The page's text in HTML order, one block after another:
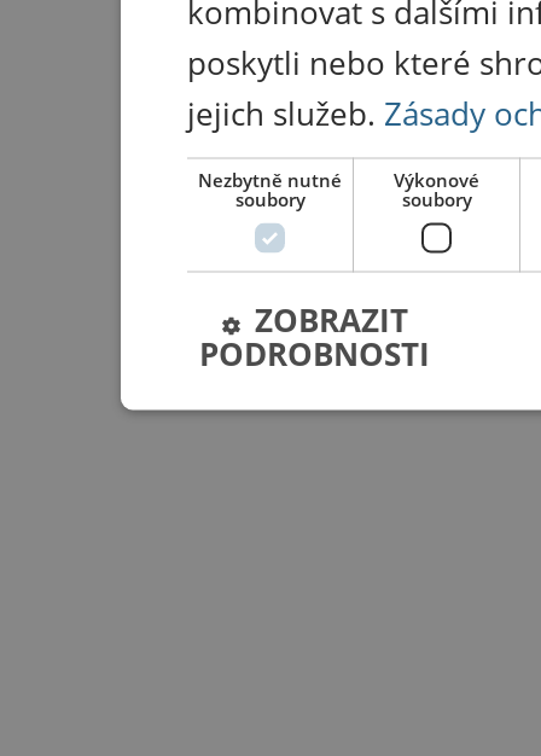
kombinovat s dalšími
poskytli nebo které
jejich služeb. Zásady
Nezbytně nutné
soubory
Výkonové
soubory
ZOBRAZIT
PODROBNOSTI